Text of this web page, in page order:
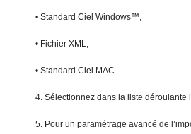
• Standard Ciel Windows™,
• Fichier XML,
• Standard Ciel MAC.
4. Sélectionnez dans la liste déroulante
5. Pour un paramétrage avancé de